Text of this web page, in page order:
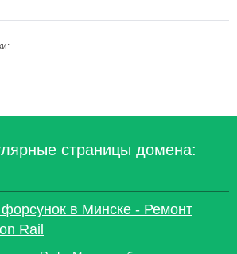
страницы домена:
в Минске - Ремонт
Rail